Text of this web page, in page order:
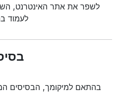
לשפר את אתר האינטרנט,
לעמוד
4.
בהתאם למיקומך, הבסיסים